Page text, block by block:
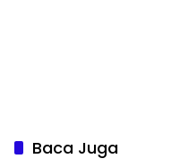
Baca Juga